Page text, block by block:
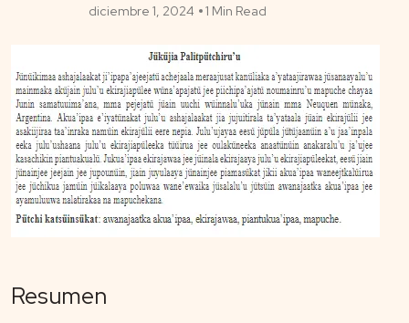
diciembre 1, 2024 1 Min Read
Resumen